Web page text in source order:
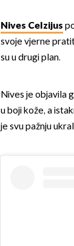
Nives Celzijus
svoje vjerne
su u drugi plan.
Nives je objavila
u boji kože, a
je svu pažnju